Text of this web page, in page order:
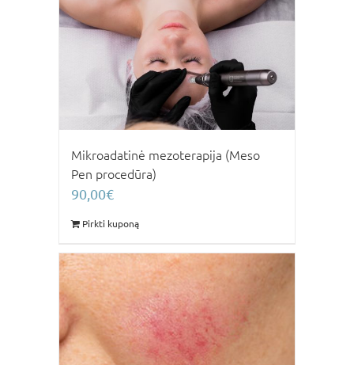
Mikroadatinė mezoterapija (Meso
Pen procedūra)
90,00€
Pirkti kuponą